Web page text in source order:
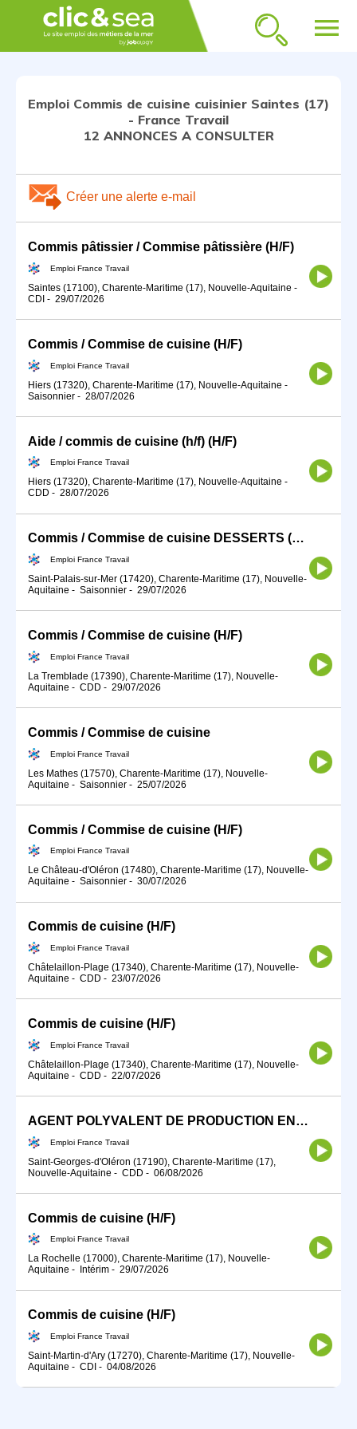
menu
Emploi Commis de cuisine cuisinier Saintes (17)
- France Travail
12 ANNONCES A CONSULTER
Créer une alerte e-mail
Commis pâtissier / Commise pâtissière (H/F)
Emploi France Travail
Saintes (17100), Charente-Maritime (17), Nouvelle-Aquitaine -
CDI - 29/07/2026
Commis / Commise de cuisine (H/F)
Emploi France Travail
Hiers (17320), Charente-Maritime (17), Nouvelle-Aquitaine -
Saisonnier - 28/07/2026
Aide / commis de cuisine (h/f) (H/F)
Emploi France Travail
Hiers (17320), Charente-Maritime (17), Nouvelle-Aquitaine -
CDD - 28/07/2026
Commis / Commise de cuisine DESSERTS (H/F)
Emploi France Travail
Saint-Palais-sur-Mer (17420), Charente-Maritime (17), Nouvelle-
Aquitaine - Saisonnier - 29/07/2026
Commis / Commise de cuisine (H/F)
Emploi France Travail
La Tremblade (17390), Charente-Maritime (17), Nouvelle-
Aquitaine - CDD - 29/07/2026
Commis / Commise de cuisine
Emploi France Travail
Les Mathes (17570), Charente-Maritime (17), Nouvelle-
Aquitaine - Saisonnier - 25/07/2026
Commis / Commise de cuisine (H/F)
Emploi France Travail
Le Château-d'Oléron (17480), Charente-Maritime (17), Nouvelle-
Aquitaine - Saisonnier - 30/07/2026
Commis de cuisine (H/F)
Emploi France Travail
Châtelaillon-Plage (17340), Charente-Maritime (17), Nouvelle-
Aquitaine - CDD - 23/07/2026
Commis de cuisine (H/F)
Emploi France Travail
Châtelaillon-Plage (17340), Charente-Maritime (17), Nouvelle-
Aquitaine - CDD - 22/07/2026
AGENT POLYVALENT DE PRODUCTION EN RESTAURATION (H/F)
Emploi France Travail
Saint-Georges-d'Oléron (17190), Charente-Maritime (17),
Nouvelle-Aquitaine - CDD - 06/08/2026
Commis de cuisine (H/F)
Emploi France Travail
La Rochelle (17000), Charente-Maritime (17), Nouvelle-
Aquitaine - Intérim - 29/07/2026
Commis de cuisine (H/F)
Emploi France Travail
Saint-Martin-d'Ary (17270), Charente-Maritime (17), Nouvelle-
Aquitaine - CDI - 04/08/2026